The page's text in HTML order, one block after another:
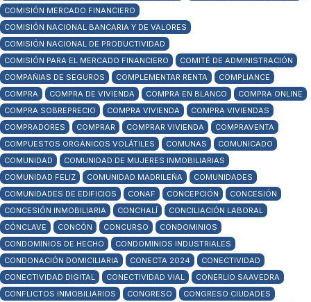
COMISIÓN MERCADO FINANCIERO
COMISIÓN NACIONAL BANCARIA Y DE VALORES
COMISIÓN NACIONAL DE PRODUCTIVIDAD
COMISIÓN PARA EL MERCADO FINANCIERO
COMITÉ DE ADMINISTRACIÓN
COMPAÑIAS DE SEGUROS
COMPLEMENTAR RENTA
COMPLIANCE
COMPRA
COMPRA DE VIVIENDA COMPRA EN BLANCO
COMPRA ONLINE
COMPRA SOBREPRECIO
COMPRA VIVIENDA
COMPRA VIVIENDAS
COMPRADORES
COMPRAR COMPRAR VIVIENDA
COMPRAVENTA
COMPUESTOS ORGÁNICOS VOLÁTILES
COMUNAS
COMUNICADO
COMUNIDAD
COMUNIDAD DE MUJERES INMOBILIARIAS
COMUNIDAD FELIZ
COMUNIDAD MADRILEÑA
COMUNIDADES
COMUNIDADES DE EDIFICIOS
CONAF CONCEPCIÓN
CONCESIÓN
CONCESIÓN INMOBILIARIA
CONCHALÍ
CONCILIACIÓN LABORAL
CÓNCLAVE
CONCÓN CONCURSO
CONDOMINIOS
CONDOMINIOS DE HECHO
CONDOMINIOS INDUSTRIALES
CONDONACIÓN DOMICILIARIA
CONECTA 2024
CONECTIVIDAD
CONECTIVIDAD DIGITAL
CONECTIVIDAD VIAL
CONERLIO SAAVEDRA
CONFLICTOS INMOBILIARIOS
CONGRESO
CONGRESO CIUDADES